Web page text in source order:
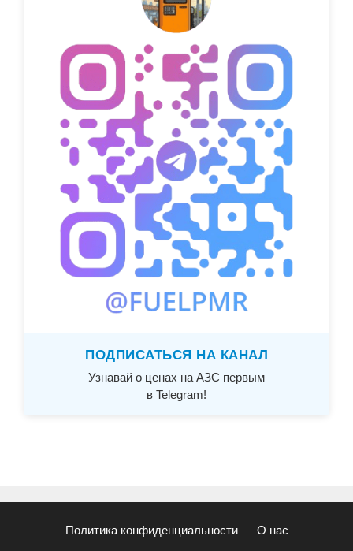
ПОДПИСАТЬСЯ НА КАНАЛ
Узнавай о ценах на АЗС первым
в Telegram!
Политика конфиденциальности О нас